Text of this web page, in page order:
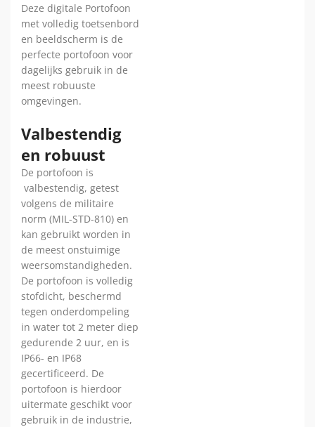
Deze digitale Portofoon
met volledig toetsenbord
en beeldscherm is de
perfecte portofoon voor
dagelijks gebruik in de
meest robuuste
omgevingen.
Valbestendig
en robuust
De portofoon is
valbestendig, getest
volgens de militaire
norm (MIL-STD-810) en
kan gebruikt worden in
de meest onstuimige
weersomstandigheden.
De portofoon is volledig
stofdicht, beschermd
tegen onderdompeling
in water tot 2 meter diep
gedurende 2 uur, en is
IP66- en IP68
gecertificeerd. De
portofoon is hierdoor
uitermate geschikt voor
gebruik in de industrie,